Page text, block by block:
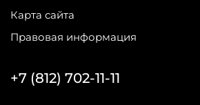
Карта сайта
Правовая информация
+7 (812) 702-11-11